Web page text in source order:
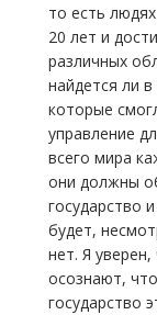
то есть
20 лет и
различных
найдется ли
которые
управление
всего мира
они должны
государство
будет,
нет. Я
осознают,
государство